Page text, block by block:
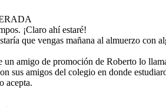
¡Claro ahí estaré!
que vengas mañana al almuerzo con
un amigo de promoción de Roberto lo
sus amigos del colegio en donde
acepta.